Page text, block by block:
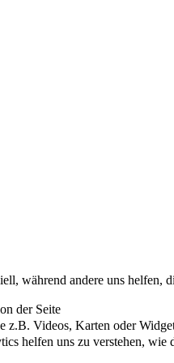
während andere uns helfen,
der Seite
z.B. Videos, Karten oder
helfen uns zu verstehen, wie